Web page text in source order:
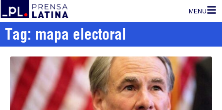
MENU
Tag: mapa electoral